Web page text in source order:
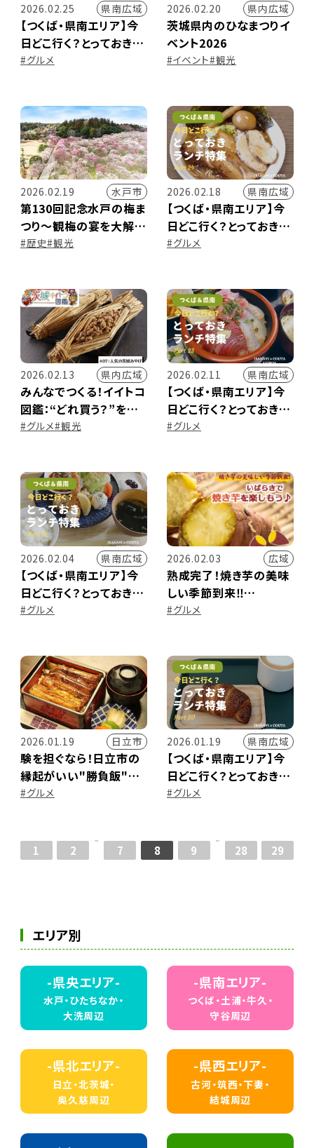
2026.02.25 県南広域
【つくば・県南エリア】今
日どこ行く？とっておきラ
ンチ特集 ～Part.25～
#グルメ
2026.02.20 県内広域
茨城県内のひなまつりイ
ベント2026
#イベント#観光
2026.02.19 水戸市
第130回記念水戸の梅ま
つり～観梅の宴を大解剖
～
#歴史#観光
2026.02.18 県南広域
【つくば・県南エリア】今
日どこ行く？とっておきラ
ンチ特集 ～Part.24～
#グルメ
2026.02.13 県内広域
みんなでつくる！イイトコ
図鑑：“どれ買う？”を迷
わない！茨城みやげ人気
#グルメ#観光
2026.02.11 県南広域
【つくば・県南エリア】今
日どこ行く？とっておきラ
ンチ特集 ～Part.23～
#グルメ
2026.02.04 県南広域
【つくば・県南エリア】今
日どこ行く？とっておきラ
ンチ特集 ～Part.22～
#グルメ
2026.02.03 広域
熟成完了！焼き芋の美味
しい季節到来‼
いばらきで Zeppin 焼き
#グルメ
2026.01.19 日立市
験を担ぐなら！日立市の
縁起がいい"勝負飯"５
選
#グルメ
2026.01.19 県南広域
【つくば・県南エリア】今
日どこ行く？とっておきラ
ンチ特集 ～Part.20～
#グルメ
1 2 7 8 9 28 29
エリア別
-県央エリア-
水戸・ひたちなか・
大洗周辺
-県南エリア-
つくば・土浦・牛久・
守谷周辺
-県北エリア-
日立・北茨城・
奥久慈周辺
-県西エリア-
古河・筑西・下妻・
結城周辺